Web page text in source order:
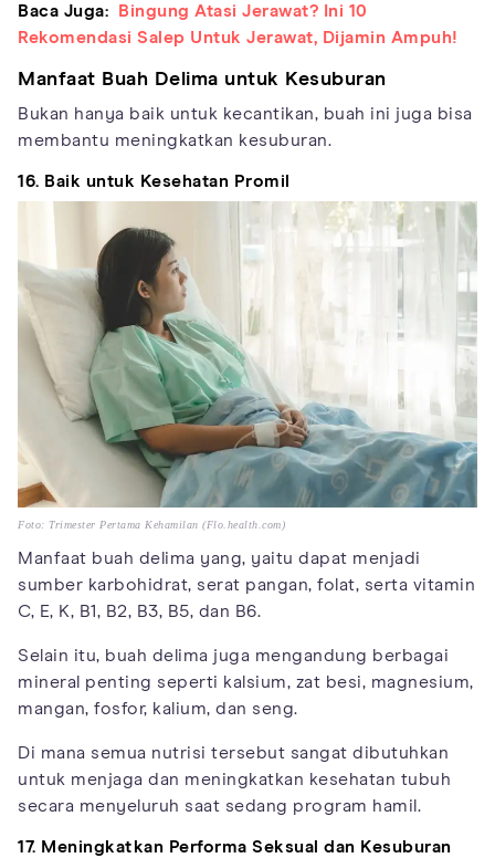
Baca Juga:
Bingung Atasi Jerawat? Ini 10
Rekomendasi Salep Untuk Jerawat, Dijamin Ampuh!
Manfaat Buah Delima untuk Kesuburan
Bukan hanya baik untuk kecantikan, buah ini juga bisa
membantu meningkatkan kesuburan.
16. Baik untuk Kesehatan Promil
Foto: Trimester Pertama Kehamilan (Flo.health.com)
Manfaat buah delima yang, yaitu dapat menjadi
sumber karbohidrat, serat pangan, folat, serta vitamin
C, E, K, B1, B2, B3, B5, dan B6.
Selain itu, buah delima juga mengandung berbagai
mineral penting seperti kalsium, zat besi, magnesium,
mangan, fosfor, kalium, dan seng.
Di mana semua nutrisi tersebut sangat dibutuhkan
untuk menjaga dan meningkatkan kesehatan tubuh
secara menyeluruh saat sedang program hamil.
17. Meningkatkan Performa Seksual dan Kesuburan